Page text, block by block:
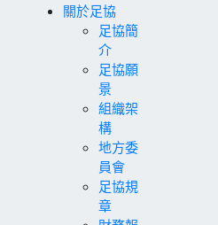
關於足協
足協簡
介
足協願
景
組織架
構
地方委
員會
足協規
章